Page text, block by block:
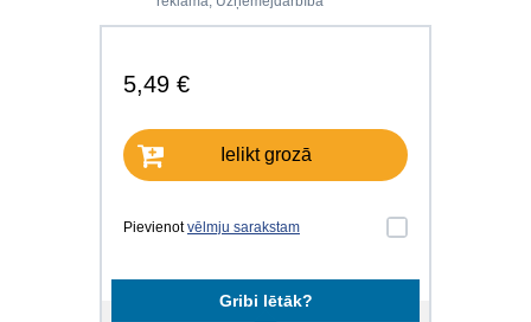
5,49 €
Ielikt grozā
Pievienotvēlmju sarakstam
Gribi lētāk?